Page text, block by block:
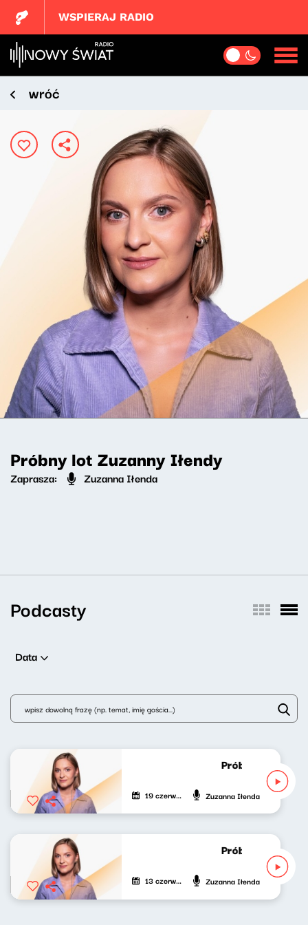
WSPIERAJ RADIO
wróć
Próbny lot Zuzanny Iłendy
Zaprasza: Zuzanna Iłenda
Podcasty
Data
Próbny lot
19 czerwca 2024 Zuzanna Iłenda
Próbny lot
13 czerwca 2024 Zuzanna Iłenda